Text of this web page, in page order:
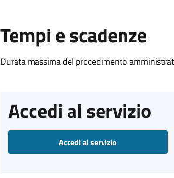
Tempi e scadenze
Durata massima del procedimento
Accedi al servizio
Accedi al servizio